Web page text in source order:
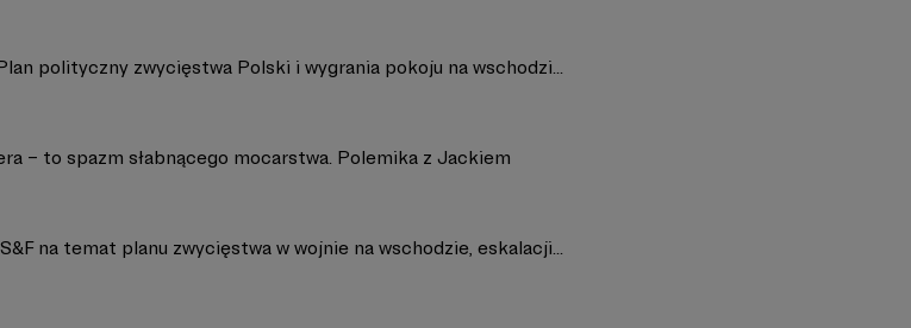
polityczny zwycięstwa Polski i wygrania pokoju na wschodzi...
– to spazm słabnącego mocarstwa. Polemika z Jackiem
na temat planu zwycięstwa w wojnie na wschodzie, eskalacji...